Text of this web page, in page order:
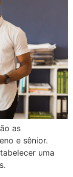
as
e sênior.
uma